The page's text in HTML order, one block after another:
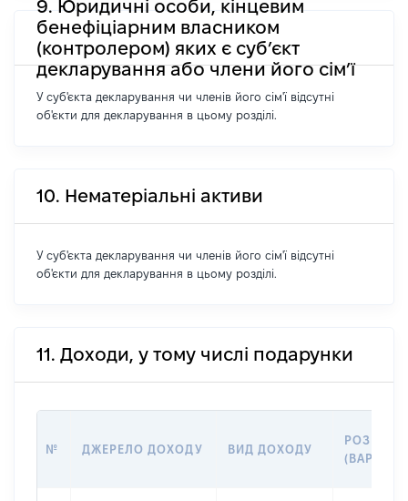
9. Юридичні особи, кінцевим
бенефіціарним власником
(контролером) яких є суб’єкт
декларування або члени його сім’ї
У суб'єкта декларування чи членів його сім'ї відсутні
об'єкти для декларування в цьому розділі.
10. Нематеріальні активи
У суб'єкта декларування чи членів його сім'ї відсутні
об'єкти для декларування в цьому розділі.
11. Доходи, у тому числі подарунки
№ ДЖЕРЕЛО ДОХОДУ ВИД ДОХОДУ
РОЗМІР